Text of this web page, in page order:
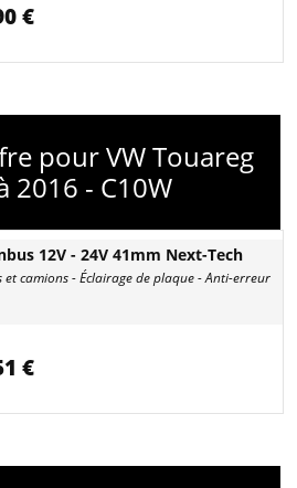
€
pour VW Touareg
2016 - C10W
12V - 24V 41mm Next-Tech
camions - Éclairage de plaque - Anti-erreur
€